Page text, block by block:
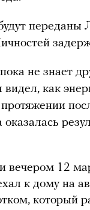
переданы
не знает
как
оказалась
вечером 12
к дому на
который